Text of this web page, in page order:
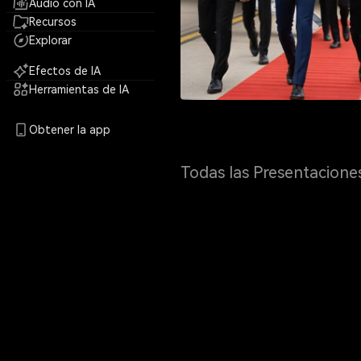
Audio con IA
Recursos
Explorar
Efectos de IA
Herramientas de IA
Obtener la app
Todas las